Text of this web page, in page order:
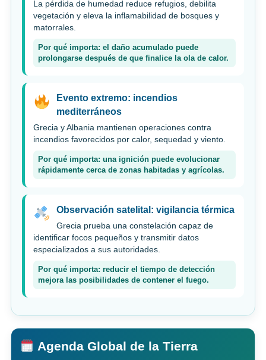
La pérdida de humedad reduce refugios, debilita
vegetación y eleva la inflamabilidad de bosques y
matorrales.
Por qué importa: el daño acumulado puede
prolongarse después de que finalice la ola de calor.
Evento extremo: incendios
mediterráneos
Grecia y Albania mantienen operaciones contra
incendios favorecidos por calor, sequedad y viento.
Por qué importa: una ignición puede evolucionar
rápidamente cerca de zonas habitadas y agrícolas.
Observación satelital: vigilancia térmica
Grecia prueba una constelación capaz de
identificar focos pequeños y transmitir datos
especializados a sus autoridades.
Por qué importa: reducir el tiempo de detección
mejora las posibilidades de contener el fuego.
Agenda Global de la Tierra